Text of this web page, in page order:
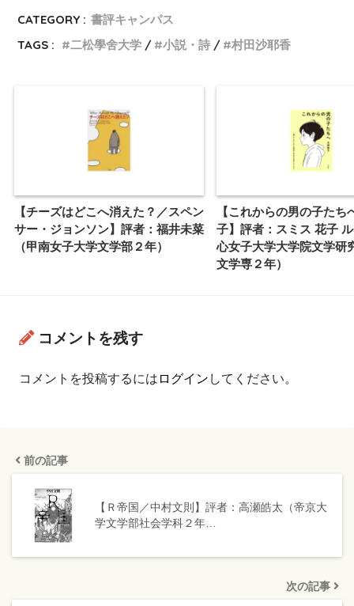
CATEGORY : 書評キャンパス
TAGS :
二松學舍大学 小説・詩 村田沙耶香
【チーズはどこへ消えた？／スペン
サー・ジョンソン】評者：福井未菜
（甲南女子大学文学部２年）
【これからの男の子たち
子】評者：スミス 花子
心女子大学大学院文学研
文学専２年）
コメントを残す
コメントを投稿するには ログイン してください。
前の記事
【Ｒ帝国／中村文則】評者：高瀬皓太（帝京大
学文学部社会学科２年…
次の記事